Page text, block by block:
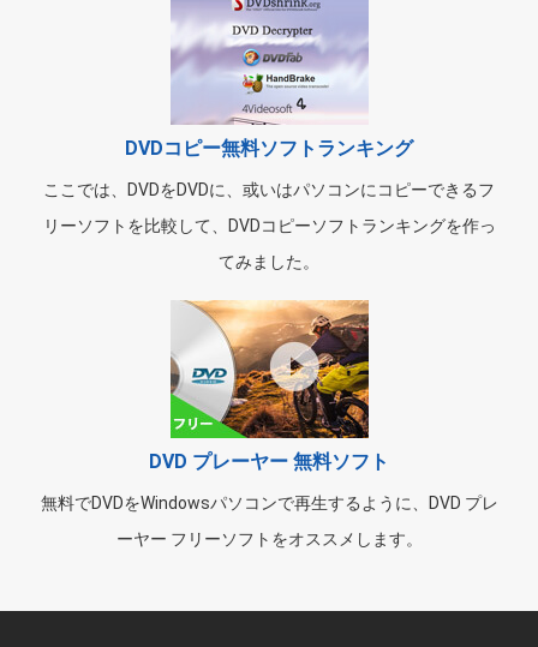
DVDコピー無料ソフトランキング
ここでは、DVDをDVDに、或いはパソコンにコピーできるフ
リーソフトを比較して、DVDコピーソフトランキングを作っ
てみました。
DVD プレーヤー 無料ソフト
無料でDVDをWindowsパソコンで再生するように、DVD プレ
ーヤー フリーソフトをオススメします。